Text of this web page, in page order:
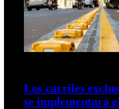
Los carriles
se implementará